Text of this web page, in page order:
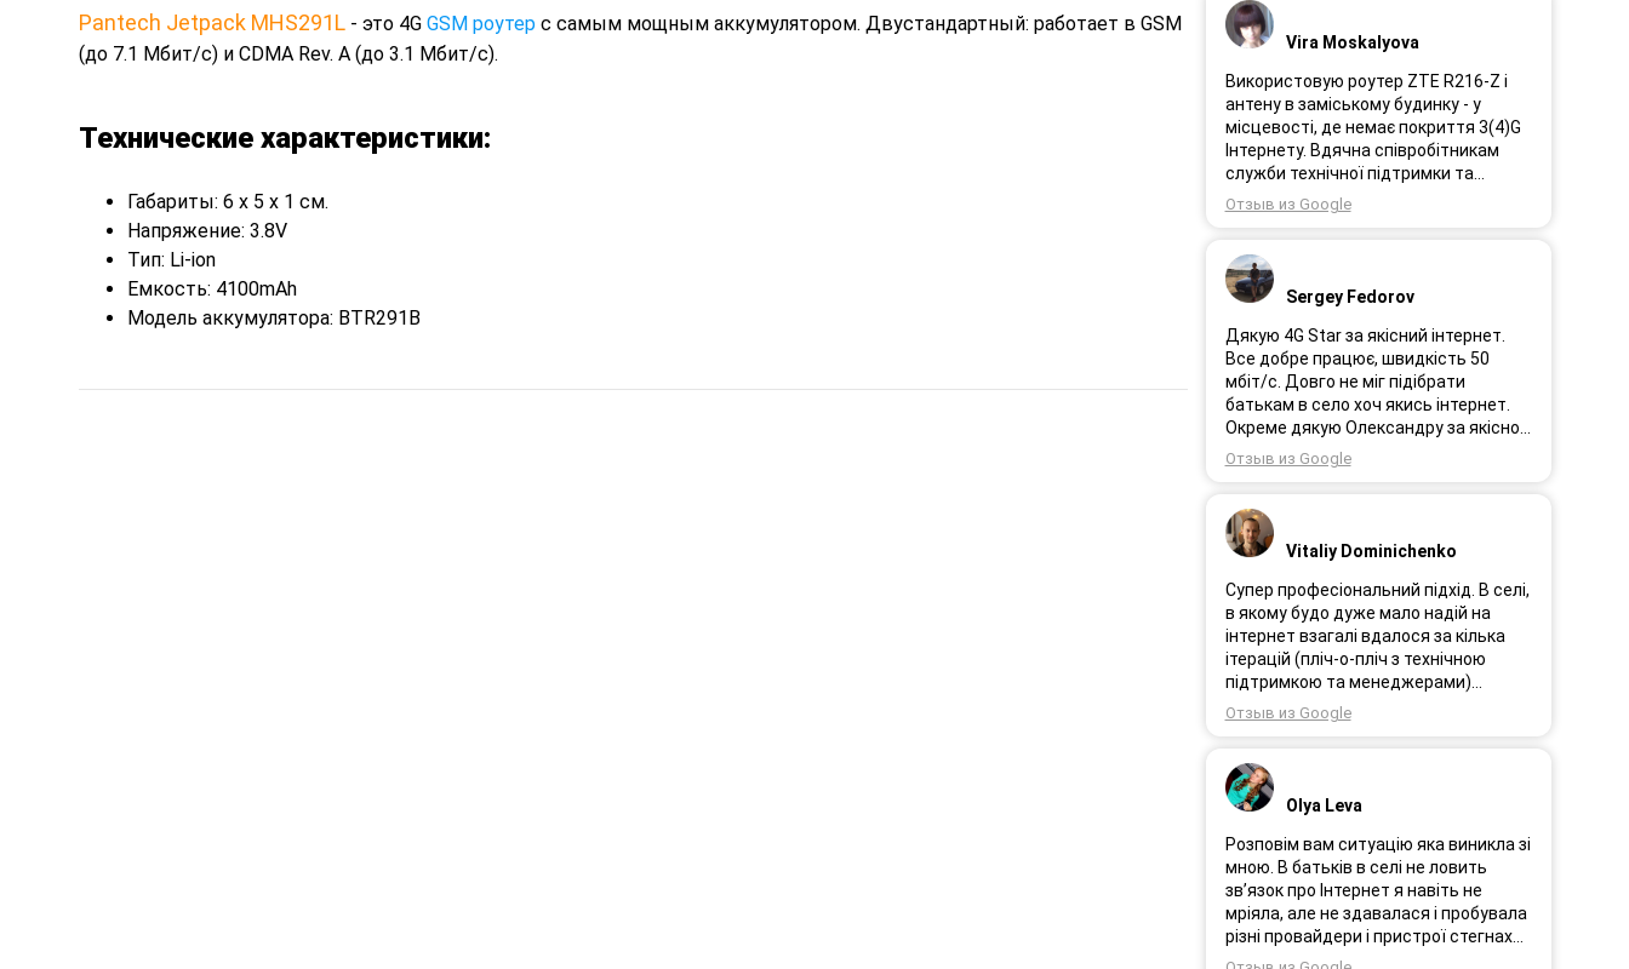
Pantech Jetpack MHS291L- это 4G GSM роутерс самым мощным аккумулятором. Двустандартный: работает в GSM
(до 7.1 Мбит/с) и CDMA Rev. A (до 3.1 Мбит/с).
Технические характеристики:
Габариты: 6 x 5 x 1 см.
Напряжение: 3.8V
Тип: Li-ion
Емкость: 4100mAh
Модель аккумулятора: BTR291B
Vira Moskalyova
Використовую роутер ZTE R216-Z і
антену в заміському будинку - у
місцевості, де немає покриття 3(4)G
Інтернету. Вдячна співробітникам
служби технічної підтримки та
інженерам за професійне і швидке
сервісне обслуговування, ремонт і
роки після покупки я не шкодую про
прийняте тоді рішення придбати
обладнання в компанії 3G star (зараз
4G star).
Отзыв из Google
Sergey Fedorov
Дякую 4G Star за якісний інтернет.
Все добре працює, швидкість 50
мбіт/с. Довго не міг підібрати
батькам в село хоч якись інтернет.
Окреме дякую Олександру за якісно
підібране обладнання!
Отзыв из Google
Vitaliy Dominichenko
Супер професіональний підхід. В селі,
в якому будо дуже мало надій на
інтернет взагалі вдалося за кілька
ітерацій (пліч-о-пліч з технічною
підтримкою та менеджерами)
досягнути нереальної швидкості в
~20МБіт/с. Можна мріяти про більше,
результат, так як перші спроби
впиралися в максимум 4-5 МБіт/с.
Спробували усіх можливих
операторів, обертав десятки разів
антену, змінили один раз модем з
невеликою доплатою і вдалося
неможливе :) Дякую вам! Безумовно
вдячний і радий знайомству.
Отзыв из Google
Olya Leva
Розповім вам ситуацію яка виникла зі
мною. В батьків в селі не ловить
зв’язок про Інтернет я навіть не
мріяла, але не здавалася і пробувала
різні провайдери і пристрої стегнах
був дуже слабким або взагалі